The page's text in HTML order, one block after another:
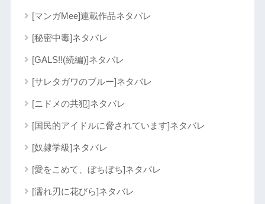
[マンガMee]連載作品ネタバレ
[秘密中毒]ネタバレ
[GALS!!(続編)]ネタバレ
[サレタガワのブルー]ネタバレ
[ニドメの共犯]ネタバレ
[国民的アイドルに脅されています]ネタバレ
[奴隷学級]ネタバレ
[愛をこめて、ぼちぼち]ネタバレ
[濡れ刃に花びら]ネタバレ